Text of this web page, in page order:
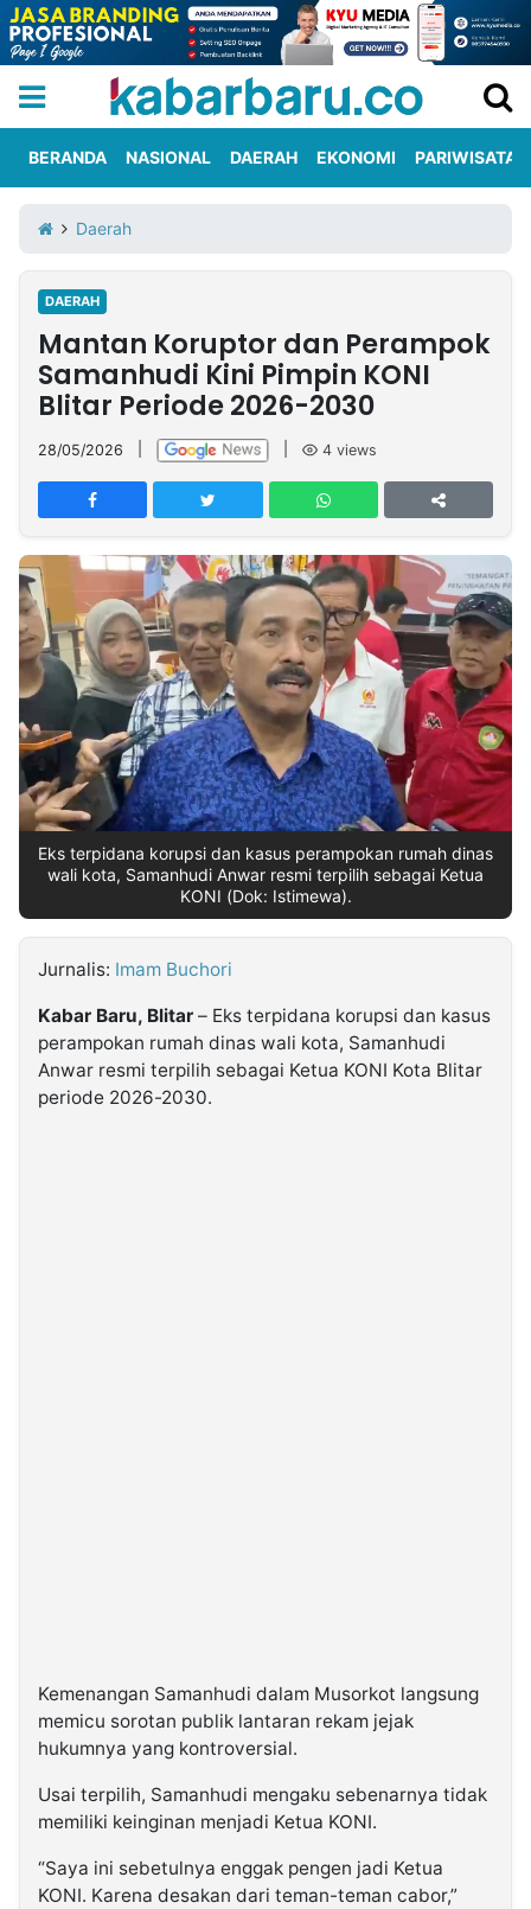
Iklan
Berita
Kami
Nasional
International
Olahraga
Entertainment
Daerah
Pariwisata
Kuliner
Kolom
Network
PT
TREETAN
INDONESIA
Partner
Insight
NTB
Suara
Time
Lens
IDN
Daily
Jogja
Jalan
Rakyat
Idealita
News
Kita
Notice
Radar
Baru
Seedbacklink
Follow
Kabarbaru
BERANDA NASIONAL DAERAH EKONOMI PARIWISATA
Daerah
DAERAH
Mantan Koruptor dan Perampok
Samanhudi Kini Pimpin KONI
Blitar Periode 2026-2030
28/05/2026 4 views
Eks terpidana korupsi dan kasus perampokan rumah dinas
wali kota, Samanhudi Anwar resmi terpilih sebagai Ketua
KONI (Dok: Istimewa).
Jurnalis: Imam Buchori
Kabar Baru, Blitar – Eks terpidana korupsi dan kasus
perampokan rumah dinas wali kota, Samanhudi
Anwar resmi terpilih sebagai Ketua KONI Kota Blitar
periode 2026-2030.
Kemenangan Samanhudi dalam Musorkot langsung
memicu sorotan publik lantaran rekam jejak
hukumnya yang kontroversial.
Usai terpilih, Samanhudi mengaku sebenarnya tidak
memiliki keinginan menjadi Ketua KONI.
“Saya ini sebetulnya enggak pengen jadi Ketua
KONI. Karena desakan dari teman-teman cabor,”